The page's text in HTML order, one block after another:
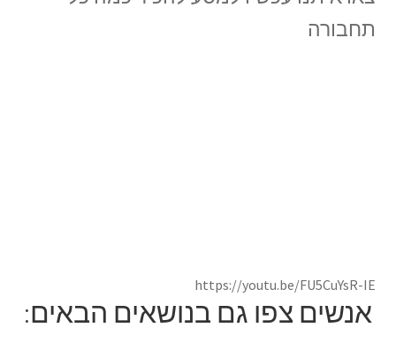
תחבורה
https://youtu.be/FU5CuYsR-IE
אנשים צפו גם בנושאים הבאים: